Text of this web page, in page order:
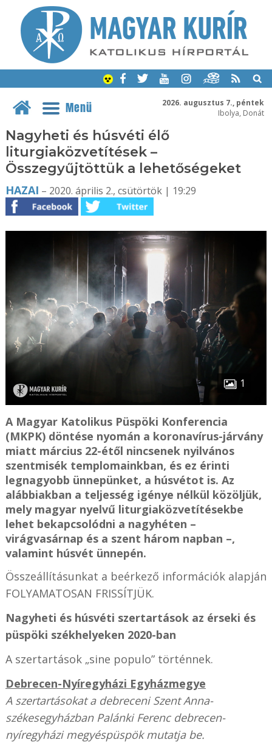
2026. augusztus 7., péntek
Ibolya, Donát
Menü
Nagyheti és húsvéti élő
liturgiaközvetítések –
Összegyűjtöttük a lehetőségeket
HAZAI – 2020. április 2., csütörtök | 19:29
1
A Magyar Katolikus Püspöki Konferencia
(MKPK) döntése nyomán a koronavírus-járvány
miatt március 22-étől nincsenek nyilvános
szentmisék templomainkban, és ez érinti
legnagyobb ünnepünket, a húsvétot is. Az
alábbiakban a teljesség igénye nélkül közöljük,
mely magyar nyelvű liturgiaközvetítésekbe
lehet bekapcsolódni a nagyhéten –
virágvasárnap és a szent három napban –,
valamint húsvét ünnepén.
Összeállításunkat a beérkező információk alapján
FOLYAMATOSAN FRISSÍTJÜK.
Nagyheti és húsvéti szertartások az érseki és
püspöki székhelyeken 2020-ban
A szertartások „sine populo” történnek.
Debrecen-Nyíregyházi Egyházmegye
A szertartásokat a debreceni Szent Anna-
székesegyházban Palánki Ferenc debrecen-
nyíregyházi megyéspüspök mutatja be.